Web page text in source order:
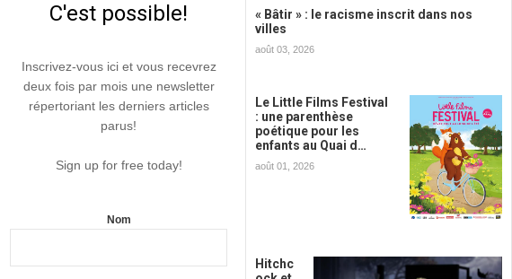
C'est possible!
Inscrivez-vous ici et vous recevrez
deux fois par mois une newsletter
répertoriant les derniers articles
parus!
Sign up for free today!
Nom
« Bâtir » : le racisme inscrit dans nos
villes
août 03, 2026
Le Little Films Festival
: une parenthèse
poétique pour les
enfants au Quai d…
août 01, 2026
Hitchc